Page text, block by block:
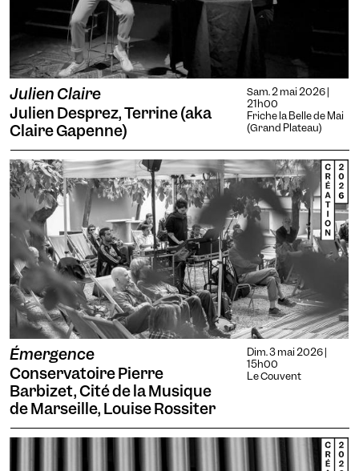
Julien Claire
Julien Desprez, Terrine (aka
Claire Gapenne)
Sam. 2 mai 2026 |
21h00
Friche la Belle de Mai
(Grand Plateau)
Émergence
Conservatoire Pierre
Barbizet, Cité de la Musique
de Marseille, Louise Rossiter
Dim. 3 mai 2026 |
15h00
Le Couvent